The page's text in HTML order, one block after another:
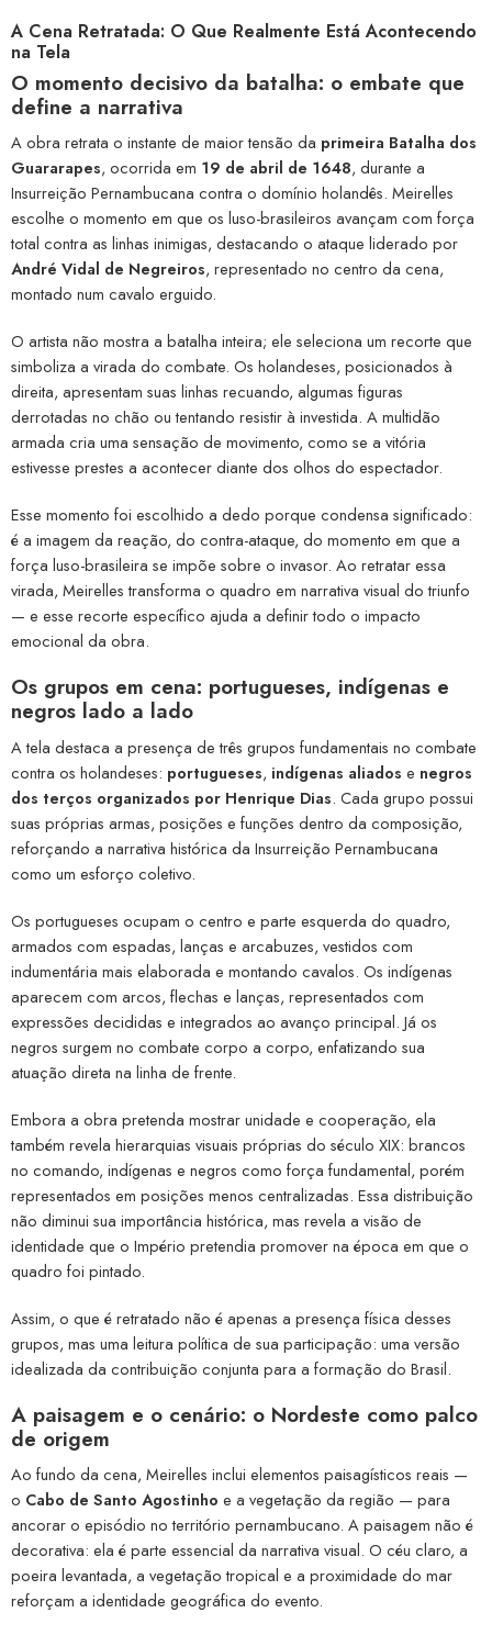
A Cena Retratada: O Que Realmente Está Acontecendo
na Tela
O momento decisivo da batalha: o embate que
define a narrativa
A obra retrata o instante de maior tensão da primeira Batalha dos
Guararapes, ocorrida em 19 de abril de 1648, durante a
Insurreição Pernambucana contra o domínio holandês. Meirelles
escolhe o momento em que os luso-brasileiros avançam com força
total contra as linhas inimigas, destacando o ataque liderado por
André Vidal de Negreiros, representado no centro da cena,
montado num cavalo erguido.
O artista não mostra a batalha inteira; ele seleciona um recorte que
simboliza a virada do combate. Os holandeses, posicionados à
direita, apresentam suas linhas recuando, algumas figuras
derrotadas no chão ou tentando resistir à investida. A multidão
armada cria uma sensação de movimento, como se a vitória
estivesse prestes a acontecer diante dos olhos do espectador.
Esse momento foi escolhido a dedo porque condensa significado:
é a imagem da reação, do contra-ataque, do momento em que a
força luso-brasileira se impõe sobre o invasor. Ao retratar essa
virada, Meirelles transforma o quadro em narrativa visual do triunfo
— e esse recorte específico ajuda a definir todo o impacto
emocional da obra.
Os grupos em cena: portugueses, indígenas e
negros lado a lado
A tela destaca a presença de três grupos fundamentais no combate
contra os holandeses: portugueses, indígenas aliados e negros
dos terços organizados por Henrique Dias. Cada grupo possui
suas próprias armas, posições e funções dentro da composição,
reforçando a narrativa histórica da Insurreição Pernambucana
como um esforço coletivo.
Os portugueses ocupam o centro e parte esquerda do quadro,
armados com espadas, lanças e arcabuzes, vestidos com
indumentária mais elaborada e montando cavalos. Os indígenas
aparecem com arcos, flechas e lanças, representados com
expressões decididas e integrados ao avanço principal. Já os
negros surgem no combate corpo a corpo, enfatizando sua
atuação direta na linha de frente.
Embora a obra pretenda mostrar unidade e cooperação, ela
também revela hierarquias visuais próprias do século XIX: brancos
no comando, indígenas e negros como força fundamental, porém
representados em posições menos centralizadas. Essa distribuição
não diminui sua importância histórica, mas revela a visão de
identidade que o Império pretendia promover na época em que o
quadro foi pintado.
Assim, o que é retratado não é apenas a presença física desses
grupos, mas uma leitura política de sua participação: uma versão
idealizada da contribuição conjunta para a formação do Brasil.
A paisagem e o cenário: o Nordeste como palco
de origem
Ao fundo da cena, Meirelles inclui elementos paisagísticos reais —
o Cabo de Santo Agostinho e a vegetação da região — para
ancorar o episódio no território pernambucano. A paisagem não é
decorativa: ela é parte essencial da narrativa visual. O céu claro, a
poeira levantada, a vegetação tropical e a proximidade do mar
reforçam a identidade geográfica do evento.